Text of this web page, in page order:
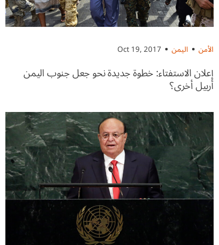
الأمن اليمن Oct 19, 2017
إعلان الاستفتاء: خطوة جديدة نحو جعل جنوب اليمن
أربيل أخرى؟